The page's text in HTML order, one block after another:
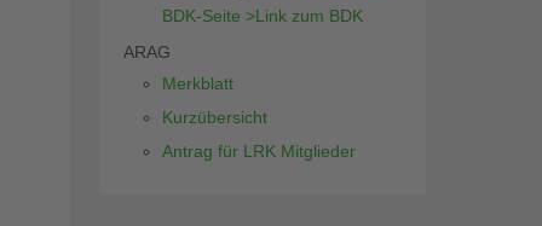
BDK-Seite >Link zum BDK
ARAG
Merkblatt
Kurzübersicht
Antrag für LRK Mitglieder